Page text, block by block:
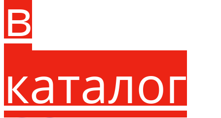
в
каталог